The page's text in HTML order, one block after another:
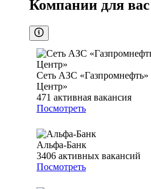
Компании для вас
Сеть АЗС
Центр»
471 активная вакансия
Посмотреть
Альфа-Банк
3406 активных вакансий
Посмотреть